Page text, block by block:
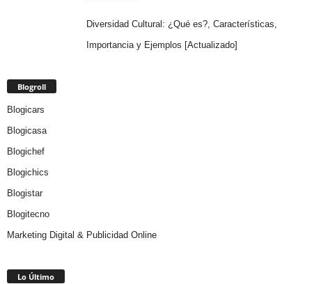
Diversidad Cultural: ¿Qué es?, Características,
Importancia y Ejemplos [Actualizado]
Blogroll
Blogicars
Blogicasa
Blogichef
Blogichics
Blogistar
Blogitecno
Marketing Digital & Publicidad Online
Lo Último